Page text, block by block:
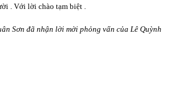
. Với lời chào tạm biệt .
Sơn đã nhận lời mời phỏng vấn của Lê Quỳnh